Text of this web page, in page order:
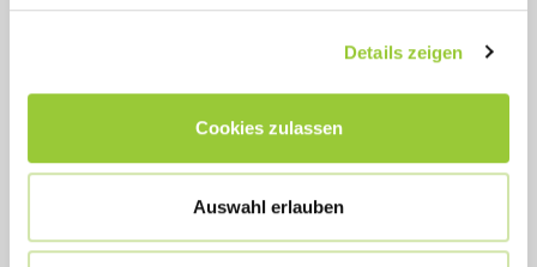
Details zeigen
Cookies zulassen
Auswahl erlauben
Vanessa.Guenther@bamberger-akademien.de